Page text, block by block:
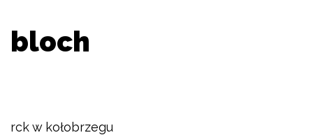
bloch
rck w kołobrzegu